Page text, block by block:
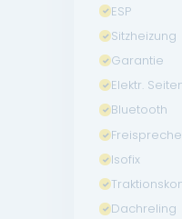
ESP
Sitzheizung
Garantie
Elektr.
Bluetooth
Isofix
Dachreling